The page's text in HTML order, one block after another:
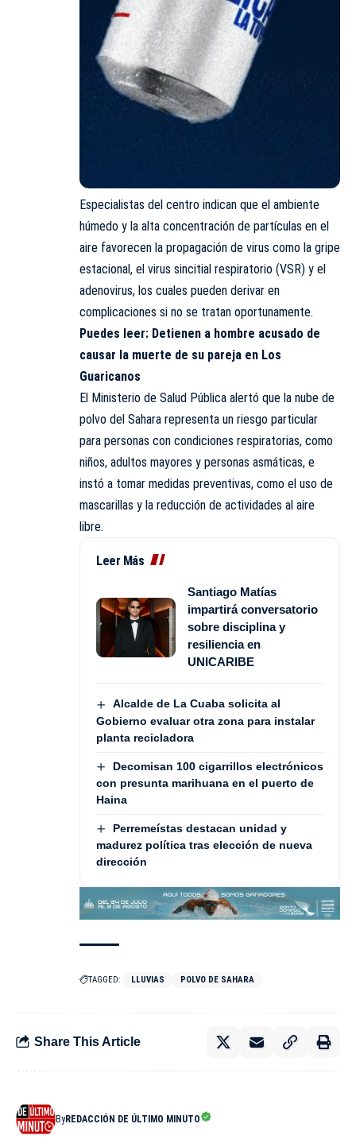
Especialistas del centro indican que el ambiente
húmedo y la alta concentración de partículas en el
aire favorecen la propagación de virus como la gripe
estacional, el virus sincitial respiratorio (VSR) y el
adenovirus, los cuales pueden derivar en
complicaciones si no se tratan oportunamente.
Puedes leer: Detienen a hombre acusado de
causar la muerte de su pareja en Los
Guaricanos
El Ministerio de Salud Pública alertó que la nube de
polvo del Sahara representa un riesgo particular
para personas con condiciones respiratorias, como
niños, adultos mayores y personas asmáticas, e
instó a tomar medidas preventivas, como el uso de
mascarillas y la reducción de actividades al aire
libre.
Leer Más
Santiago Matías
impartirá conversatorio
sobre disciplina y
resiliencia en
UNICARIBE
Alcalde de La Cuaba solicita al
Gobierno evaluar otra zona para instalar
planta recicladora
Decomisan 100 cigarrillos electrónicos
con presunta marihuana en el puerto de
Haina
Perremeístas destacan unidad y
madurez política tras elección de nueva
dirección
TAGGED: LLUVIAS POLVO DE SAHARA
Share This Article
ByREDACCIÓN DE ÚLTIMO MINUTO